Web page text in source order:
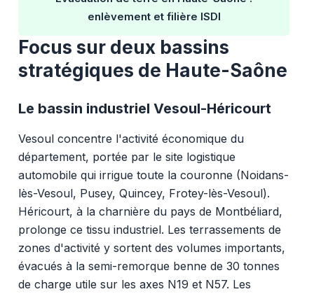
enlèvement et filière ISDI
Focus sur deux bassins
stratégiques de Haute-Saône
Le bassin industriel Vesoul-Héricourt
Vesoul concentre l'activité économique du
département, portée par le site logistique
automobile qui irrigue toute la couronne (Noidans-
lès-Vesoul, Pusey, Quincey, Frotey-lès-Vesoul).
Héricourt, à la charnière du pays de Montbéliard,
prolonge ce tissu industriel. Les terrassements de
zones d'activité y sortent des volumes importants,
évacués à la semi-remorque benne de 30 tonnes
de charge utile sur les axes N19 et N57. Les